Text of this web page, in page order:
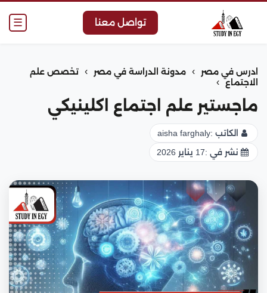
☰ تواصل معنا
ادرس في مصر › مدونة الدراسة في مصر ›
تخصص علم
الاجتماع
›
ماجستير علم اجتماع اكلينيكي
الكاتب :aisha farghaly
نشر في :17 يناير 2026